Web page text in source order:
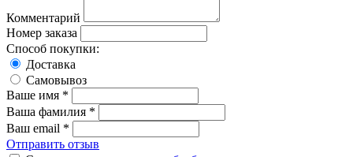
Комментарий
Номер заказа
Способ покупки:
Доставка
Самовывоз
Ваше имя *
Ваша фамилия *
Ваш email *
Отправить отзыв